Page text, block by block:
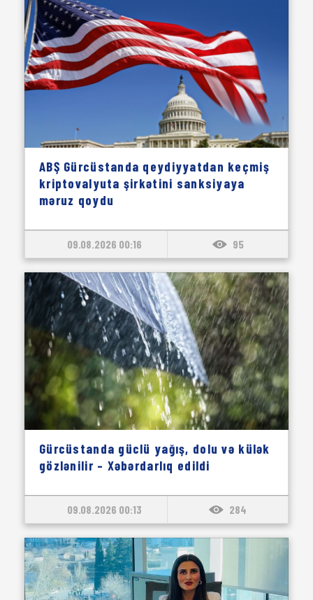
ABŞ Gürcüstanda qeydiyyatdan keçmiş
kriptovalyuta şirkətini sanksiyaya
məruz qoydu
09.08.2026 00:16 95
Gürcüstanda güclü yağış, dolu və külək
gözlənilir – Xəbərdarlıq edildi
09.08.2026 00:13 284